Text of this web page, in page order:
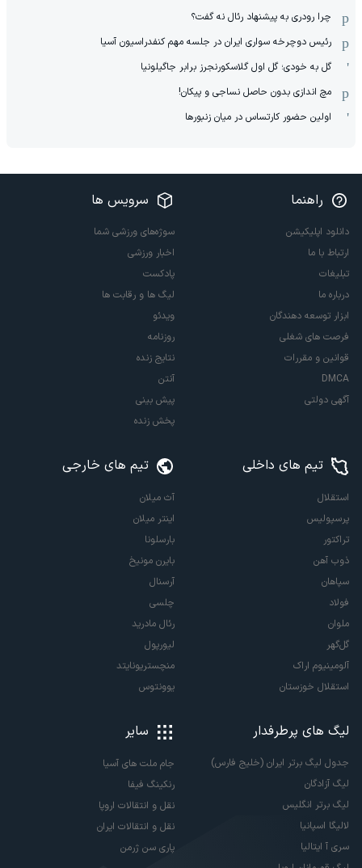
چرا رودری به پیشنهاد رئال نه گفت؟
رئیس دوچرخه سواری ایران در جلسه مهم کنفدراسیون آسیا
گل به خودی؛ گل اول گلاسکورنجرز برابر جاگیلونیا
مچ اندازی بدون حاصل نساجی و پیکان!
اولین حضور کارتساس در میان زنبورها
راهنما
دانلود اپلیکیشن
ارتباط با ما
تبلیغات
درباره ما
ابزار توسعه دهندگان
فرصت های شغلی
قوانین و مقررات
DMCA
آگهی دولتی
سرویس ها
سوژه‌های ورزشی شما
اخبار ورزشی
پادکست
لیگ ها و رقابت ها
ویدئو
روزنامه
نتایج زنده
آنتن
پیش بینی
پخش زنده
تیم های داخلی
استقلال
پرسپولیس
تراکتور
ذوب آهن
سپاهان
فولاد
ملوان
گل‌گهر
آلومینیوم اراک
استقلال خوزستان
تیم های خارجی
آث میلان
اینتر میلان
بارسلونا
بایرن مونیخ
آرسنال
چلسی
رئال مادرید
لیورپول
منچستریونایتد
یوونتوس
لیگ های پرطرفدار
جدول لیگ برتر ایران (خلیج فارس)
لیگ آزادگان
لیگ برتر انگلیس
لالیگا اسپانیا
سری آ ایتالیا
سایر
جام ملت های آسیا
رنکینگ فیفا
نقل و انتقالات اروپا
نقل و انتقالات ایران
پاری سن ژرمن